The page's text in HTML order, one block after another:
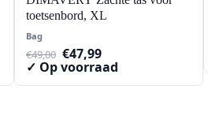
toetsenbord, XL
Bag
€49,00 Oorspronkelijke
prijs
€47,99Huidige
prijs
✓ Op voorraad